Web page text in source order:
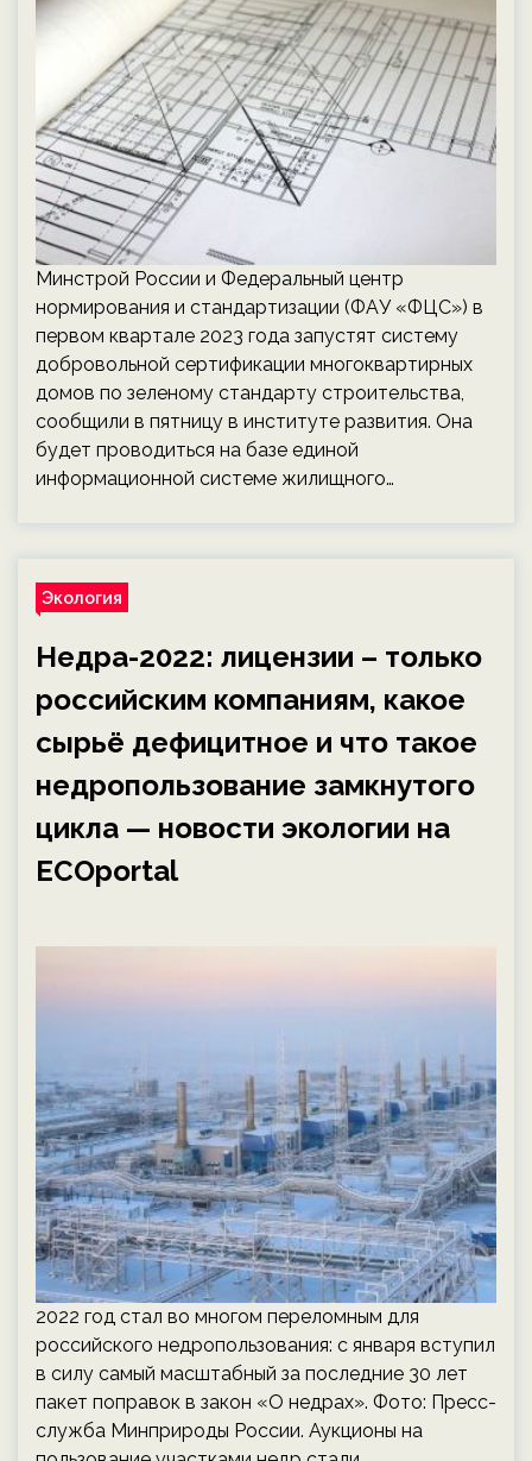
Минстрой России и Федеральный центр
нормирования и стандартизации (ФАУ «ФЦС») в
первом квартале 2023 года запустят систему
добровольной сертификации многоквартирных
домов по зеленому стандарту строительства,
сообщили в пятницу в институте развития. Она
будет проводиться на базе единой
информационной системе жилищного…
Экология
Недра-2022: лицензии – только
российским компаниям, какое
сырьё дефицитное и что такое
недропользование замкнутого
цикла — новости экологии на
ECOportal
2022 год стал во многом переломным для
российского недропользования: с января вступил
в силу самый масштабный за последние 30 лет
пакет поправок в закон «О недрах». Фото: Пресс-
служба Минприроды России. Аукционы на